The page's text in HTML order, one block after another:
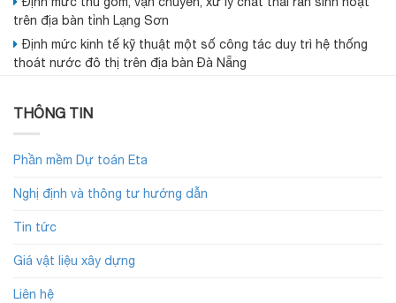
trên địa bàn tỉnh Lạng Sơn
Định mức kinh tế kỹ thuật một số công tác duy trì hệ thống
thoát nước đô thị trên địa bàn Đà Nẵng
THÔNG TIN
Phần mềm Dự toán Eta
Nghị định và thông tư hướng dẫn
Tin tức
Giá vật liệu xây dựng
Liên hệ